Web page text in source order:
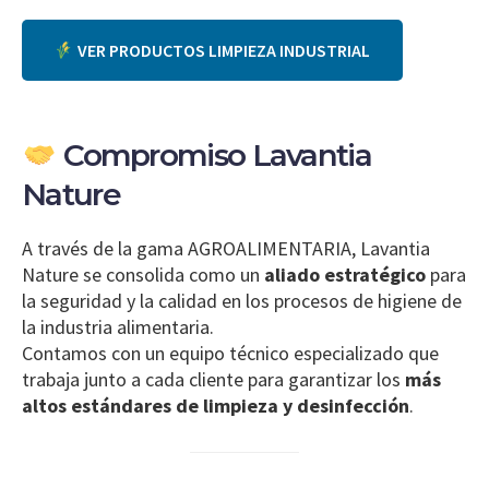
VER PRODUCTOS LIMPIEZA INDUSTRIAL
Compromiso Lavantia
Nature
A través de la gama AGROALIMENTARIA, Lavantia
Nature se consolida como un aliado estratégico para
la seguridad y la calidad en los procesos de higiene de
la industria alimentaria.
Contamos con un equipo técnico especializado que
trabaja junto a cada cliente para garantizar los más
altos estándares de limpieza y desinfección.